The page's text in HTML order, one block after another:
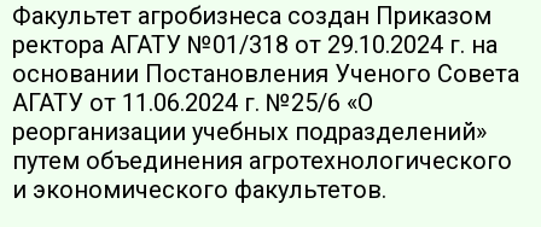
Факультет агробизнеса создан Приказом
ректора АГАТУ №01/318 от 29.10.2024 г. на
основании Постановления Ученого Совета
АГАТУ от 11.06.2024 г. №25/6 «О
реорганизации учебных подразделений»
путем объединения агротехнологического
и экономического факультетов.